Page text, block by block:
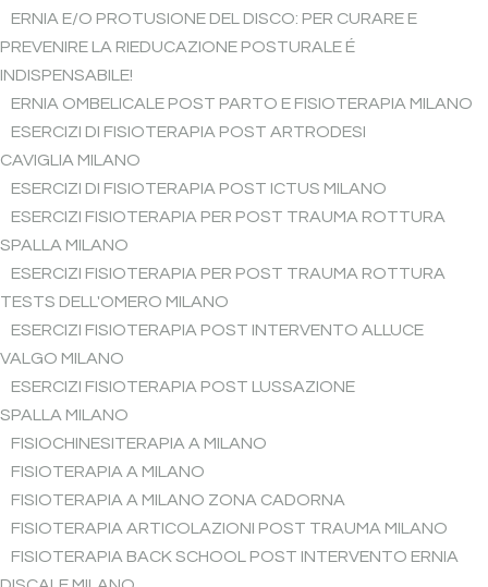
ERNIA E/O PROTUSIONE DEL DISCO: PER CURARE E
PREVENIRE LA RIEDUCAZIONE POSTURALE É
INDISPENSABILE!
ERNIA OMBELICALE POST PARTO E FISIOTERAPIA MILANO
ESERCIZI DI FISIOTERAPIA POST ARTRODESI
CAVIGLIA MILANO
ESERCIZI DI FISIOTERAPIA POST ICTUS MILANO
ESERCIZI FISIOTERAPIA PER POST TRAUMA ROTTURA
SPALLA MILANO
ESERCIZI FISIOTERAPIA PER POST TRAUMA ROTTURA
TESTS DELL'OMERO MILANO
ESERCIZI FISIOTERAPIA POST INTERVENTO ALLUCE
VALGO MILANO
ESERCIZI FISIOTERAPIA POST LUSSAZIONE
SPALLA MILANO
FISIOCHINESITERAPIA A MILANO
FISIOTERAPIA A MILANO
FISIOTERAPIA A MILANO ZONA CADORNA
FISIOTERAPIA ARTICOLAZIONI POST TRAUMA MILANO
FISIOTERAPIA BACK SCHOOL POST INTERVENTO ERNIA